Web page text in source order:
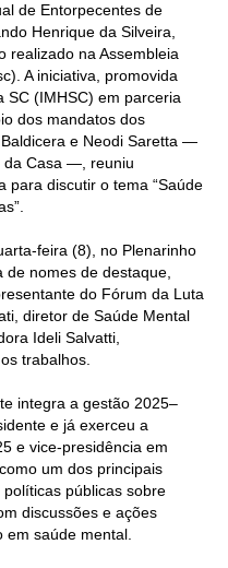
de Entorpecentes de
Henrique da Silveira,
realizado na Assembleia
A iniciativa, promovida
SC (IMHSC) em parceria
dos mandatos dos
e Neodi Saretta —
da Casa —, reuniu
para discutir o tema “Saúde
feira (8), no Plenarinho
de nomes de destaque,
do Fórum da Luta
diretor de Saúde Mental
Ideli Salvatti,
trabalhos.
integra a gestão 2025–
e já exerceu a
e vice-presidência em
um dos principais
públicas sobre
discussões e ações
em saúde mental.